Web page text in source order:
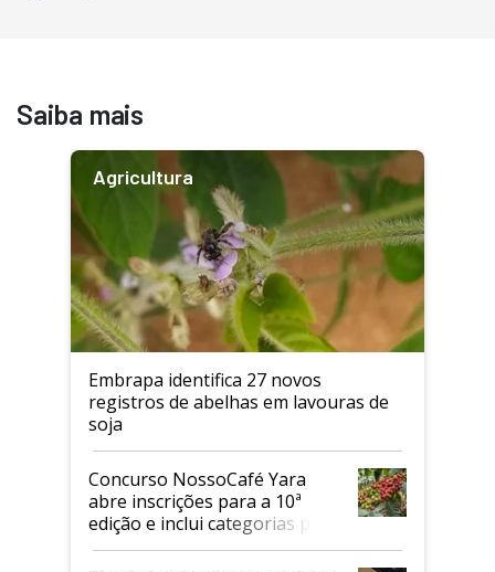
Saiba mais
Agricultura
Embrapa identifica 27 novos
registros de abelhas em lavouras de
soja
Concurso NossoCafé Yara
abre inscrições para a 10ª
edição e inclui categorias para
cafés Canephora